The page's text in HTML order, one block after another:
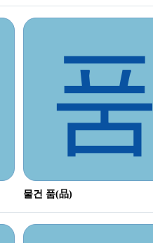
품
물건 품(品)